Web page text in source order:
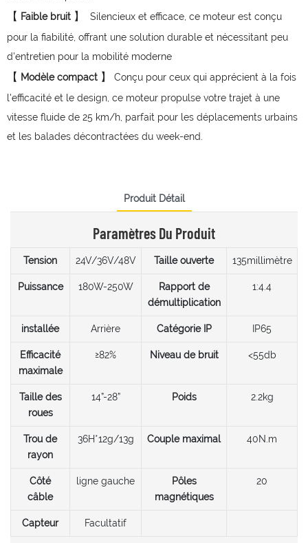
【 Faible bruit 】
Silencieux et efficace, ce moteur est conçu
pour la fiabilité, offrant une solution durable et nécessitant peu
d'entretien pour la mobilité moderne
【 Modèle compact 】 Conçu pour ceux qui apprécient à la fois
l'efficacité et le design, ce moteur propulse votre trajet à une
vitesse fluide de 25 km/h, parfait pour les déplacements urbains
et les balades décontractées du week-end.
Produit Détail
Paramètres Du Produit
Tension 24V/36V/48V Taille ouverte 135millimètre
Puissance 180W-250W
Rapport de
démultiplication
1:4.4
installée Arrière Catégorie IP IP65
Efficacité
maximale
≥82% Niveau de bruit <55db
Taille des
roues
14”-28” Poids 2.2kg
Trou de
rayon
36H*12g/13g Couple maximal 40N.m
Côté
câble
ligne gauche
Pôles
magnétiques
20
Capteur Facultatif